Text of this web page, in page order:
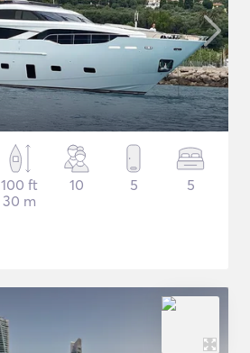
100 ft
30 m
10 5 5